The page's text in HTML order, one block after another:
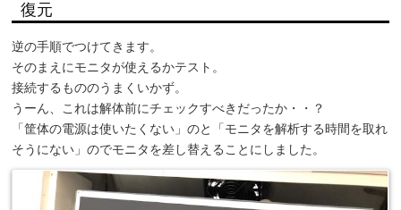
復元
逆の手順でつけてきます。
そのまえにモニタが使えるかテスト。
接続するもののうまくいかず。
うーん、これは解体前にチェックすべきだったか・・？
「筐体の電源は使いたくない」のと「モニタを解析する時間を取れ
そうにない」のでモニタを差し替えることにしました。